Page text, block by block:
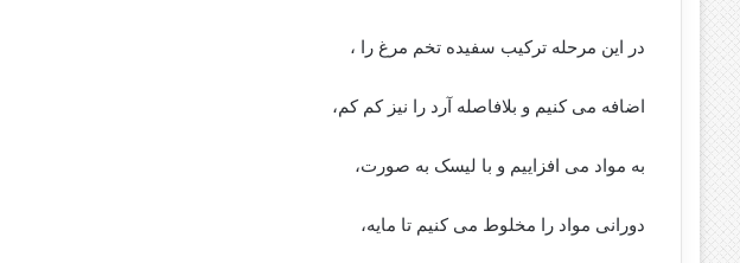
در این مرحله ترکیب سفیده تخم مرغ را ،
اضافه می کنیم و بلافاصله آرد را نیز کم کم،
به مواد می افزاییم و با لیسک به صورت،
دورانی مواد را مخلوط می کنیم تا مایه،